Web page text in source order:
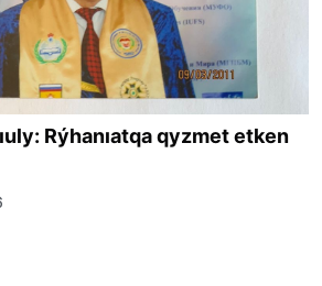
Rýhanıatqa qyzmet etken